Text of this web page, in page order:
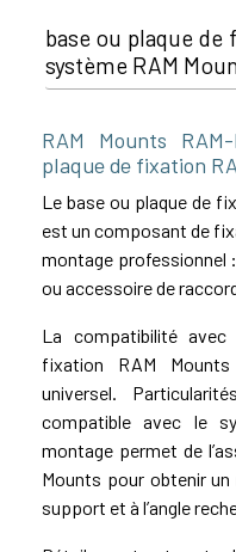
base ou plaque
système RAM
RAM Mounts
plaque de fixation
Le base ou plaque de
est un composant de
montage professionnel
ou accessoire de
La compatibilité avec
fixation RAM
universel.
compatible avec le
montage permet de
Mounts pour obtenir
support et à l’angle